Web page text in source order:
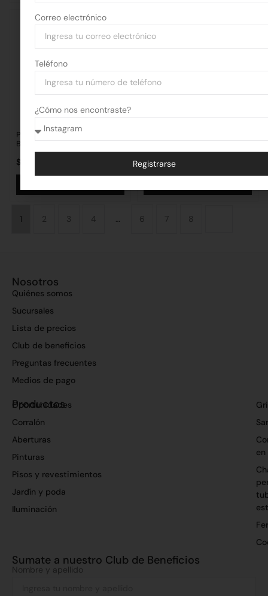
Piso Flotante Pirka Fresno
Blanco 5mm (1.76mt2)
$
5mm (1.76mt2)
$52.380,90
1 2 3 4 … 6 7 8
Nosotros
Quiénes somos
Sucursales
Lista de precios
Club de beneficios
Preguntas frecuentes
Medios de pago
Productos
Oportunidades
Corralón
Aberturas
Pinturas
Pisos y revestimientos
Jardín y poda
Iluminación
en
Sumate a nuestro Club de Beneficios
Nombre y apellido
Correo electrónico
Teléfono
¿Cómo nos encontraste?
Registrarse